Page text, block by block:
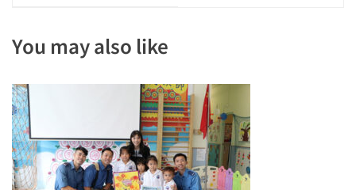
You may also like